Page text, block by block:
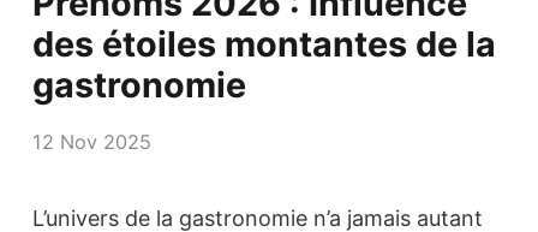
des étoiles montantes de la
gastronomie
12 Nov 2025
L’univers de la gastronomie n’a jamais autant